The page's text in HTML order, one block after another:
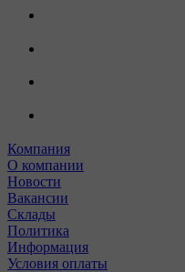
Компания
О компании
Новости
Вакансии
Склады
Политика
Информация
Условия оплаты